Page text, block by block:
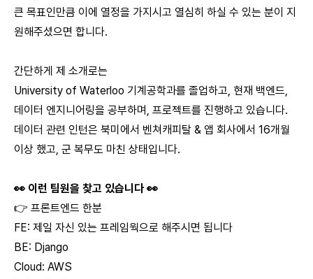
큰 목표인만큼 이에 열정을 가지시고 열심히 하실 수 있는 분이 지
원해주셨으면 합니다.
간단하게 제 소개로는
University of Waterloo 기계공학과를 졸업하고, 현재 백엔드,
데이터 엔지니어링을 공부하며, 프로젝트를 진행하고 있습니다.
데이터 관련 인턴은 북미에서 벤쳐캐피탈 & 앱 회사에서 16개월
이상 했고, 군 복무도 마친 상태입니다.
👀 이런 팀원을 찾고 있습니다 👀
👉 프론트엔드 한분
FE: 제일 자신 있는 프레임웍으로 해주시면 됩니다
BE: Django
Cloud: AWS